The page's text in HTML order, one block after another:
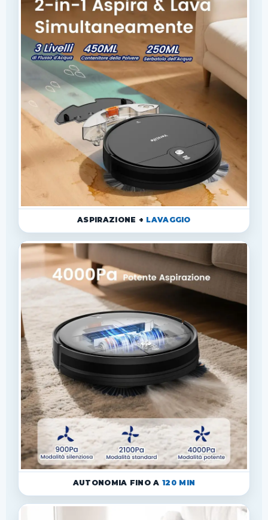
ASPIRAZIONE + LAVAGGIO
AUTONOMIA FINO A 120 MIN